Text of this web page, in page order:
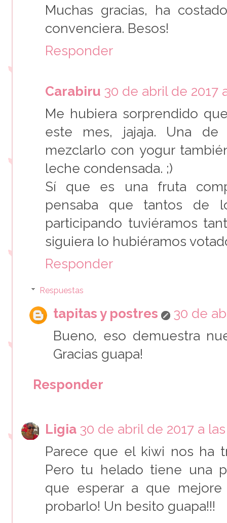
Muchas gracias, ha
convenciera. Besos!
Responder
Carabiru 30 de abril de 2017
Me hubiera sorprendido
este mes, jajaja. Una
mezclarlo con yogur
leche condensada. ;)
Sí que es una fruta
pensaba que tantos de
participando tuviéramos
siguiera lo hubiéramos
Responder
Respuestas
tapitas y postres
30 de
Bueno, eso demuestra
Gracias guapa!
Responder
Ligia 30 de abril de 2017 a las
Parece que el kiwi nos ha
Pero tu helado tiene una
que esperar a que
probarlo! Un besito guapa!!!